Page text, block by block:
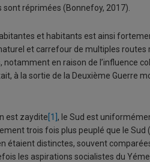
réprimées (Bonnefoy, 2017).
et habitants est ainsi
et carrefour de multiples routes
en raison de l’influence
à la sortie de la Deuxième Guerre
est zaydite [1] , le Sud est
trois fois plus peuplé que le Sud
étaient distinctes, souvent
les aspirations socialistes du